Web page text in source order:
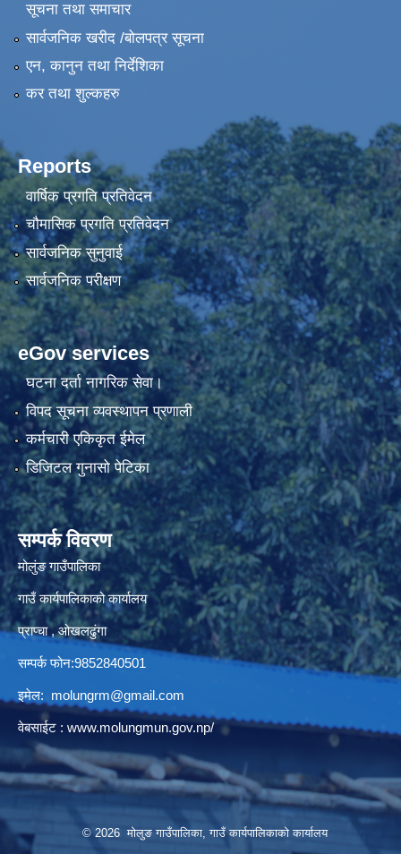
सूचना तथा समाचार
सार्वजनिक खरीद /बोलपत्र सूचना
एन, कानुन तथा निर्देशिका
कर तथा शुल्कहरु
Reports
वार्षिक प्रगति प्रतिवेदन
चौमासिक प्रगति प्रतिवेदन
सार्वजनिक सुनुवाई
सार्वजनिक परीक्षण
eGov services
घटना दर्ता नागरिक सेवा।
विपद सूचना व्यवस्थापन प्रणाली
कर्मचारी एकिकृत ईमेल
डिजिटल गुनासो पेटिका
सम्पर्क विवरण
मोलुंङ गाउँपालिका
गाउँ कार्यपालिकाको कार्यालय
प्राप्चा , ओखलढुंगा
सम्पर्क फोन:9852840501
इमेल: molungrm@gmail.com
वेबसाईट : www.molungmun.gov.np/
© 2026 मोलुङ गाउँपालिका, गाउँ कार्यपालिकाको कार्यालय